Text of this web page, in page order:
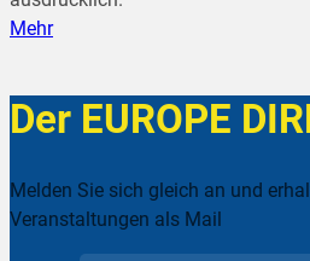
Mehr
Der EUROPE
Melden Sie sich gleich an und
Veranstaltungen als Mail